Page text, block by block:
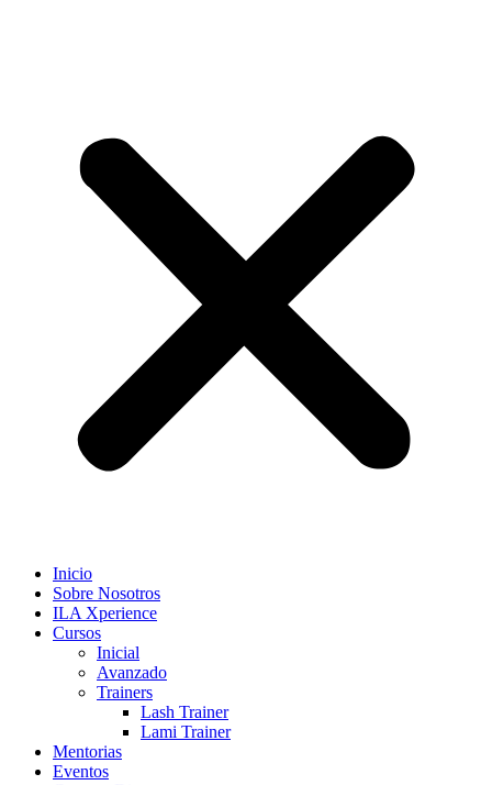
Inicio
Sobre Nosotros
ILA Xperience
Cursos
Inicial
Avanzado
Trainers
Lash Trainer
Lami Trainer
Mentorias
Eventos